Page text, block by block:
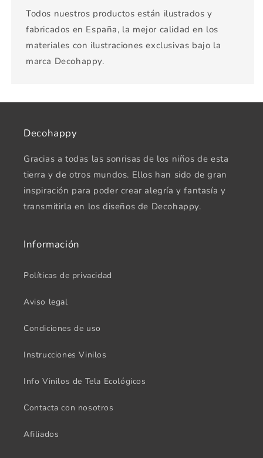
Todos nuestros productos están ilustrados y
fabricados en España, la mejor calidad en los
materiales con ilustraciones exclusivas bajo la
marca Decohappy.
Decohappy
Gracias a todas las sonrisas de los niños de esta
tierra y de otros mundos. Ellos han sido de gran
inspiración para poder crear alegría y fantasía y
transmitirla en los diseños de Decohappy.
Información
Políticas de privacidad
Aviso legal
Condiciones de uso
Instrucciones Vinilos
Info Vinilos de Tela Ecológicos
Contacta con nosotros
Afiliados